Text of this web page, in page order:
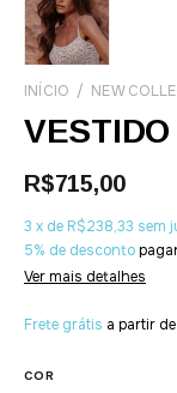
INÍCIO / NEW
R$715,00
3 x de R$238,33 sem
5% de desconto
Ver mais detalhes
Frete grátis a partir de
COR